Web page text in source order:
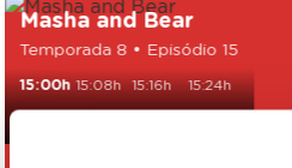
Masha and Bear
Temporada 8 • Episódio 15
15:00h 15:08h 15:16h
15:24h
15:32h
15:43h 15:51h